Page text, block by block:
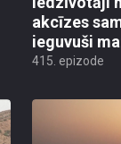
akcīzes
ieguvuši
415. epizode